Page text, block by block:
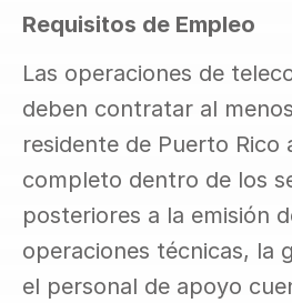
Requisitos de Empleo
Las operaciones de
deben contratar al
residente de Puerto Rico
completo dentro de los
posteriores a la emisión
operaciones técnicas, la
el personal de apoyo